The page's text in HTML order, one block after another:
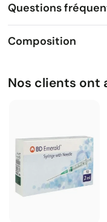
Questions
Composition
Nos clients ont